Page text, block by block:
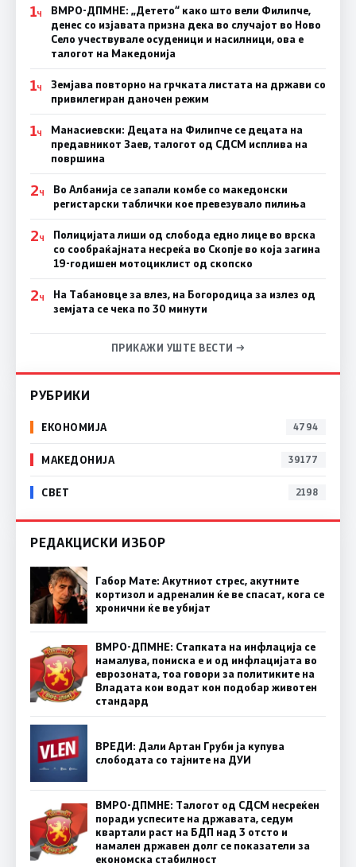
1Ч
ВМРО-ДПМНЕ: „Детето“ како што вели Филипче,
денес со изјавата призна дека во случајот во Ново
Село учествувале осуденици и насилници, ова е
талогот на Македонија
1Ч
Земјава повторно на грчката листата на држави со
привилегиран даночен режим
1Ч
Манасиевски: Децата на Филипче се децата на
предавникот Заев, талогот од СДСМ исплива на
површина
2Ч
Во Албанија се запали комбе со македонски
регистарски таблички кое превезувало пилиња
2Ч
Полицијата лиши од слобода едно лице во врска
со сообраќајната несреќа во Скопје во која загина
19-годишен мотоциклист од скопско
2Ч
На Табановце за влез, на Богородица за излез од
земјата се чека по 30 минути
ПРИКАЖИ УШТЕ ВЕСТИ →
РУБРИКИ
ЕКОНОМИЈА 4794
МАКЕДОНИЈА 39177
СВЕТ 2198
РЕДАКЦИСКИ ИЗБОР
Габор Мате: Акутниот стрес, акутните
кортизол и адреналин ќе ве спасат, кога се
хронични ќе ве убијат
ВМРО-ДПМНЕ: Стапката на инфлација се
намалува, пониска е и од инфлацијата во
еврозоната, тоа говори за политиките на
Владата кои водат кон подобар животен
стандард
ВРЕДИ: Дали Артан Груби ја купува
слободата со тајните на ДУИ
ВМРО-ДПМНЕ: Талогот од СДСМ несреќен
поради успесите на државата, седум
квартали раст на БДП над 3 отсто и
намален државен долг се показатели за
економска стабилност